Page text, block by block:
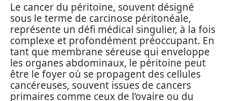
Le cancer du péritoine, souvent désigné
sous le terme de carcinose péritonéale,
représente un défi médical singulier, à la fois
complexe et profondément préoccupant. En
tant que membrane séreuse qui enveloppe
les organes abdominaux, le péritoine peut
être le foyer où se propagent des cellules
cancéreuses, souvent issues de cancers
primaires comme ceux de l’ovaire ou du